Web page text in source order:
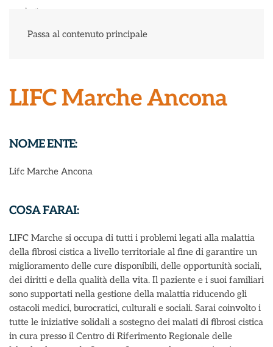
Passa al contenuto principale
LIFC Marche Ancona
NOME ENTE:
Lifc Marche Ancona
COSA FARAI:
LIFC Marche si occupa di tutti i problemi legati alla malattia
della fibrosi cistica a livello territoriale al fine di garantire un
miglioramento delle cure disponibili, delle opportunità sociali,
dei diritti e della qualità della vita. Il paziente e i suoi familiari
sono supportati nella gestione della malattia riducendo gli
ostacoli medici, burocratici, culturali e sociali. Sarai coinvolto i
tutte le iniziative solidali a sostegno dei malati di fibrosi cistica
in cura presso il Centro di Riferimento Regionale delle